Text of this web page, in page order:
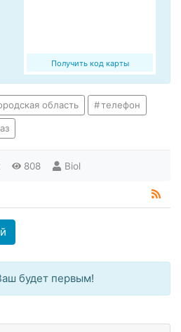
Получить код карты
область телефон
808 Biol
будет первым!